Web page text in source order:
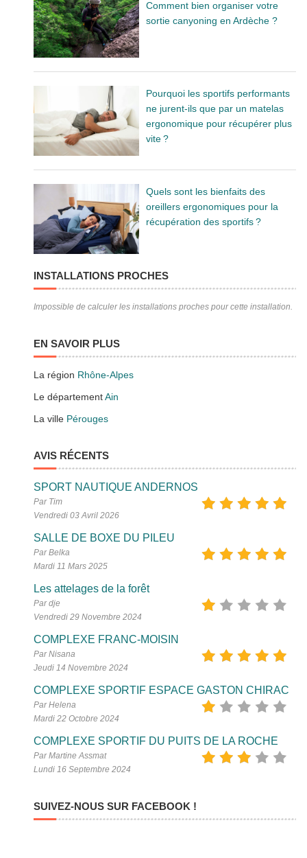
Comment bien organiser votre
sortie canyoning en Ardèche ?
Pourquoi les sportifs performants
ne jurent-ils que par un matelas
ergonomique pour récupérer plus
vite ?
Quels sont les bienfaits des
oreillers ergonomiques pour la
récupération des sportifs ?
INSTALLATIONS PROCHES
Impossible de calculer les installations proches pour cette installation.
EN SAVOIR PLUS
La région Rhône-Alpes
Le départementAin
La ville Pérouges
AVIS RÉCENTS
SPORT NAUTIQUE ANDERNOS
Par Tim
Vendredi 03 Avril 2026
SALLE DE BOXE DU PILEU
Par Belka
Mardi 11 Mars 2025
Les attelages de la forêt
Par dje
Vendredi 29 Novembre 2024
COMPLEXE FRANC-MOISIN
Par Nisana
Jeudi 14 Novembre 2024
COMPLEXE SPORTIF ESPACE GASTON CHIRAC
Par Helena
Mardi 22 Octobre 2024
COMPLEXE SPORTIF DU PUITS DE LA ROCHE
Par Martine Assmat
Lundi 16 Septembre 2024
SUIVEZ-NOUS SUR FACEBOOK !